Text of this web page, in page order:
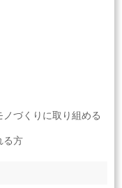
ノづくりに取り組める
る方